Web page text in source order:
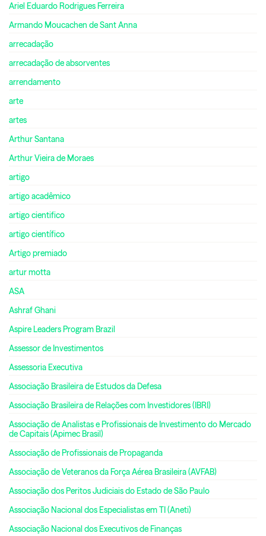
Ariel Eduardo Rodrigues Ferreira
Armando Moucachen de Sant Anna
arrecadação
arrecadação de absorventes
arrendamento
arte
artes
Arthur Santana
Arthur Vieira de Moraes
artigo
artigo acadêmico
artigo cientifico
artigo científico
Artigo premiado
artur motta
ASA
Ashraf Ghani
Aspire Leaders Program Brazil
Assessor de Investimentos
Assessoria Executiva
Associação Brasileira de Estudos da Defesa
Associação Brasileira de Relações com Investidores (IBRI)
Associação de Analistas e Profissionais de Investimento do Mercado
de Capitais (Apimec Brasil)
Associação de Profissionais de Propaganda
Associação de Veteranos da Força Aérea Brasileira (AVFAB)
Associação dos Peritos Judiciais do Estado de São Paulo
Associação Nacional dos Especialistas em TI (Aneti)
Associação Nacional dos Executivos de Finanças